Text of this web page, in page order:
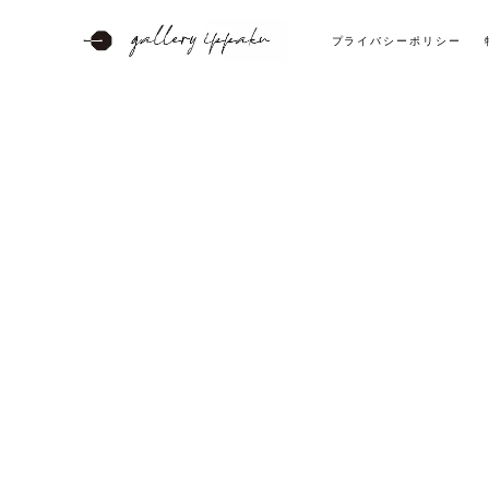
プライバシーポリシー